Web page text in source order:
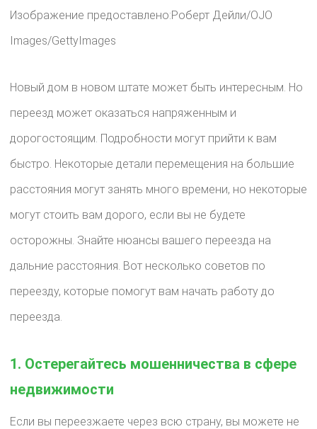
Изображение предоставлено:Роберт Дейли/OJO
Images/GettyImages
Новый дом в новом штате может быть интересным. Но
переезд может оказаться напряженным и
дорогостоящим. Подробности могут прийти к вам
быстро. Некоторые детали перемещения на большие
расстояния могут занять много времени, но некоторые
могут стоить вам дорого, если вы не будете
осторожны. Знайте нюансы вашего переезда на
дальние расстояния. Вот несколько советов по
переезду, которые помогут вам начать работу до
переезда.
1. Остерегайтесь мошенничества в сфере
недвижимости
Если вы переезжаете через всю страну, вы можете не